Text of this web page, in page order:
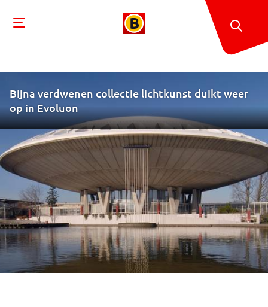
Bijna verdwenen collectie lichtkunst duikt weer
op in Evoluon